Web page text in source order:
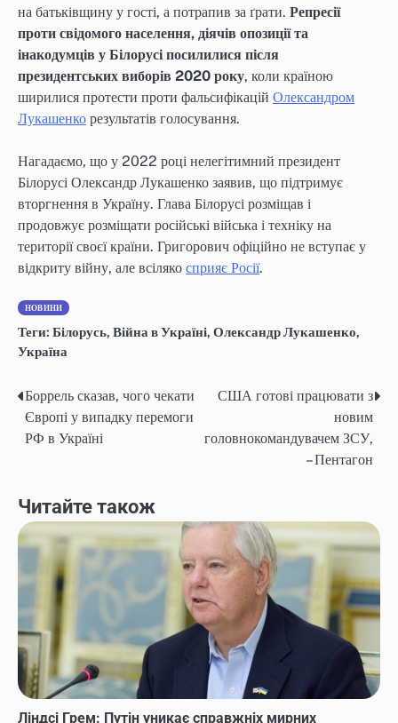
на батьківщину у гості, а потрапив за ґрати. Репресії
проти свідомого населення, діячів опозиції та
інакодумців у Білорусі посилилися після
президентських виборів 2020 року, коли країною
ширилися протести проти фальсифікацій Олександром
Лукашенко результатів голосування.
Нагадаємо, що у 2022 році нелегітимний президент
Білорусі Олександр Лукашенко заявив, що підтримує
вторгнення в Україну. Глава Білорусі розміщав і
продовжує розміщати російські війська і техніку на
території своєї країни. Григорович офіційно не вступає у
відкриту війну, але всіляко сприяє Росії.
НОВИНИ
Теги: Білорусь, Війна в Україні, Олександр Лукашенко,
Україна
Навігація
записів
Боррель сказав, чого чекати
Європі у випадку перемоги
РФ в Україні
США готові працювати з
новим
головнокомандувачем ЗСУ,
– Пентагон
Читайте також
Ліндсі Грем: Путін уникає справжніх мирних